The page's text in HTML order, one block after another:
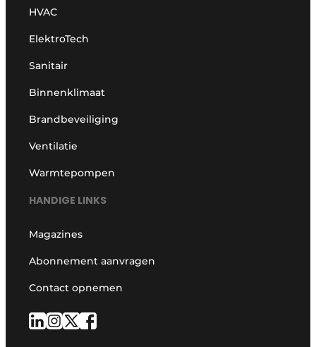
HVAC
ElektroTech
Sanitair
Binnenklimaat
Brandbeveiliging
Ventilatie
Warmtepompen
HANDIGE LINKS
Magazines
Abonnement aanvragen
Contact opnemen